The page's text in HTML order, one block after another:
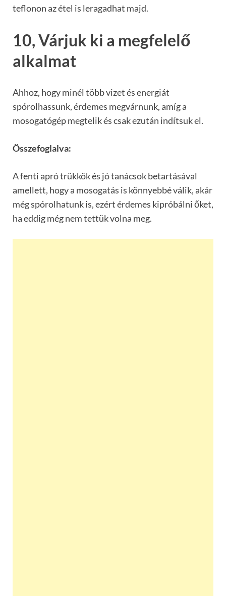
teflonon az étel is leragadhat majd.
10, Várjuk ki a megfelelő
alkalmat
Ahhoz, hogy minél több vizet és energiát
spórolhassunk, érdemes megvárnunk, amíg a
mosogatógép megtelik és csak ezután indítsuk el.
Összefoglalva:
A fenti apró trükkök és jó tanácsok betartásával
amellett, hogy a mosogatás is könnyebbé válik, akár
még spórolhatunk is, ezért érdemes kipróbálni őket,
ha eddig még nem tettük volna meg.